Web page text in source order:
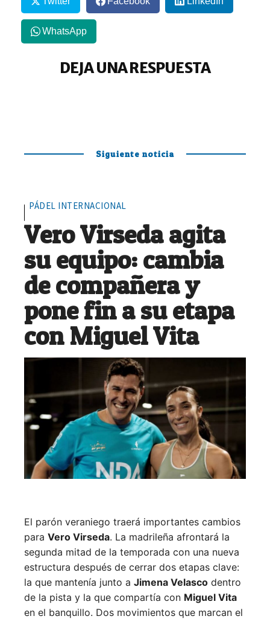
WhatsApp
DEJA UNA RESPUESTA
Siguiente noticia
PÁDEL INTERNACIONAL
Vero Virseda agita
su equipo: cambia
de compañera y
pone fin a su etapa
con Miguel Vita
El parón veraniego traerá importantes cambios
para Vero Virseda. La madrileña afrontará la
segunda mitad de la temporada con una nueva
estructura después de cerrar dos etapas clave:
la que mantenía junto a Jimena Velasco dentro
de la pista y la que compartía con Miguel Vita
en el banquillo. Dos movimientos que marcan el